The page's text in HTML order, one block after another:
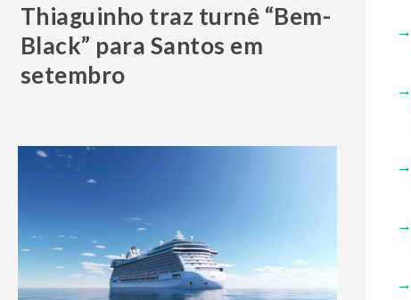
Thiaguinho traz turnê “Bem-
Black” para Santos em
setembro